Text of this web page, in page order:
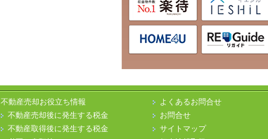
不動産売却お役立ち情報
不動産売却後に発生する税金
不動産取得後に発生する税金
よくあるお問合せ
お問合せ
サイトマップ